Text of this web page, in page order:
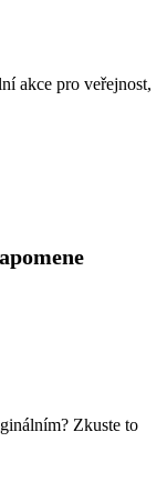
akce pro veřejnost,
Zkuste to